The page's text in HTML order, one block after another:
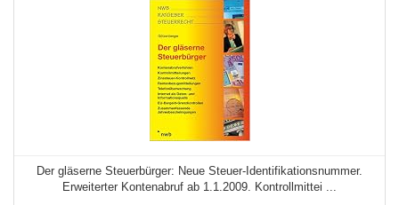
Der gläserne Steuerbürger: Neue Steuer-Identifikationsnummer.
Erweiterter Kontenabruf ab 1.1.2009. Kontrollmittei ...